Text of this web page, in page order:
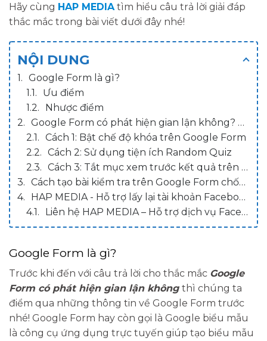
Hãy cùng HAP MEDIA tìm hiểu câu trả lời giải đáp
thắc mắc trong bài viết dưới đây nhé!
NỘI DUNG
Google Form là gì?
Ưu điểm
Nhược điểm
Google Form có phát hiện gian lận không? 3 cách hạn chế
Cách 1: Bật chế độ khóa trên Google Form
Cách 2: Sử dụng tiện ích Random Quiz
Cách 3: Tắt mục xem trước kết quả trên Google Form
Cách tạo bài kiểm tra trên Google Form chống gian lận
HAP MEDIA - Hỗ trợ lấy lại tài khoản Facebook bị khóa hiệu quả nhanh nhất 2023
Liên hệ HAP MEDIA – Hỗ trợ dịch vụ Facebook
Google Form là gì?
Trước khi đến với câu trả lời cho thắc mắc Google
Form có phát hiện gian lận không thì chúng ta
điểm qua những thông tin về Google Form trước
nhé! Google Form hay còn gọi là Google biểu mẫu
là công cụ ứng dụng trực tuyến giúp tạo biểu mẫu